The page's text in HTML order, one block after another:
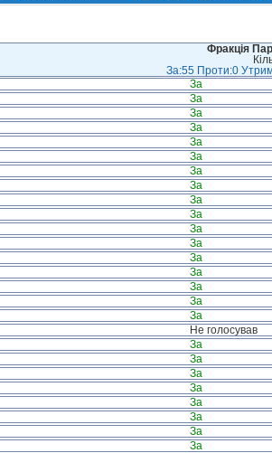
Фракція
За:55 Проти:0
За
За
За
За
За
За
За
За
За
За
За
За
За
За
За
За
За
Не голосував
За
За
За
За
За
За
За
За